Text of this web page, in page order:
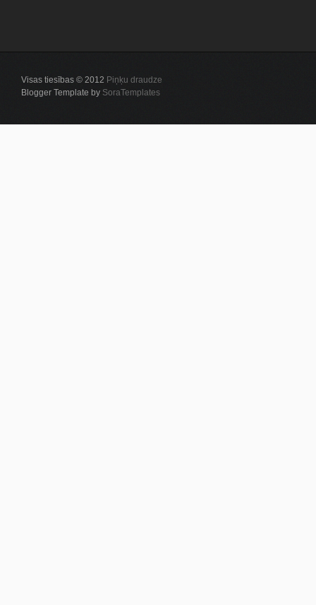
Visas tiesības © 2012 Piņķu draudze
Blogger Template by SoraTemplates